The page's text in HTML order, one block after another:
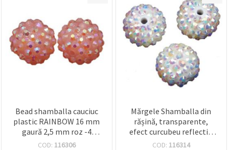
Bead shamballa cauciuc
plastic RAINBOW 16 mm
gaură 2,5 mm roz -4
bucăți
COD: 116306
Mărgele Shamballa din
rășină, transparente,
efect curcubeu reflectiv,
18 mm, gaură 2 mm, set
COD: 116314